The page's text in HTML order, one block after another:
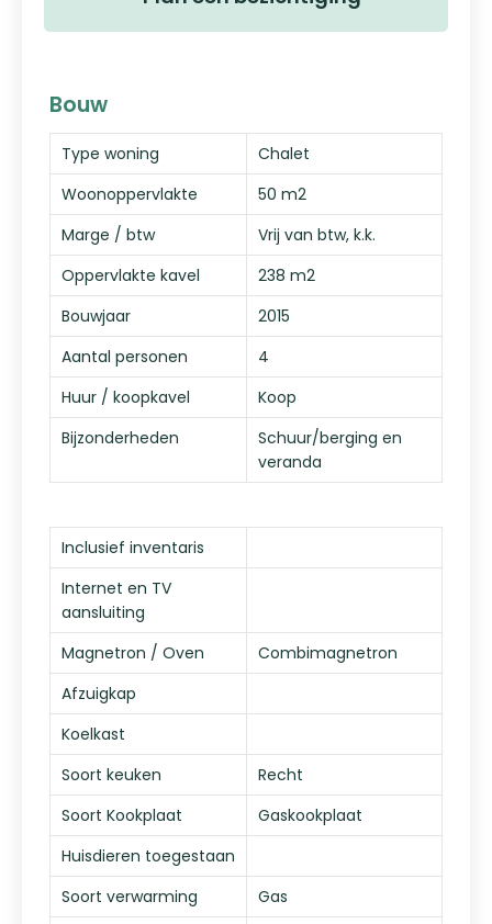
Bouw
Type woning
Chalet
Woonoppervlakte
50 m2
Marge / btw
Vrij van btw, k.k.
Oppervlakte kavel
238 m2
Bouwjaar
2015
Aantal personen
4
Huur / koopkavel
Koop
Bijzonderheden
Schuur/berging en
veranda
Inclusief inventaris
Internet en TV
aansluiting
Magnetron / Oven
Combimagnetron
Afzuigkap
Koelkast
Soort keuken
Recht
Soort Kookplaat
Gaskookplaat
Huisdieren toegestaan
Soort verwarming
Gas